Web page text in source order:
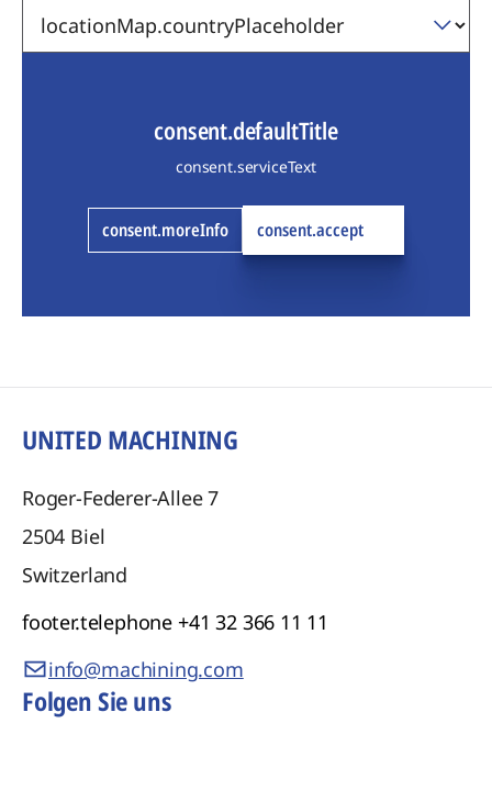
consent.defaultTitle
consent.serviceText
consent.moreInfo consent.accept
UNITED MACHINING
Roger-Federer-Allee 7
2504 Biel
Switzerland
footer.telephone +41 32 366 11 11
info@machining.com
Folgen Sie uns